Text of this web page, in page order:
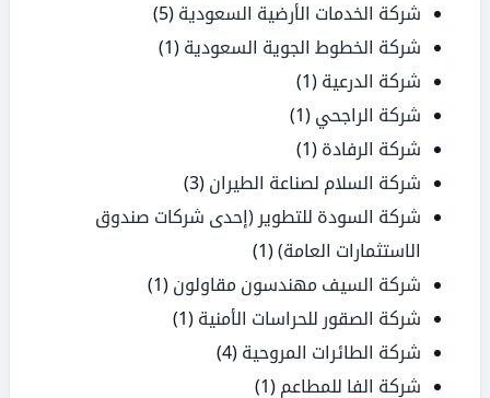
شركة الخدمات الأرضية السعودية (5)
شركة الخطوط الجوية السعودية (1)
شركة الدرعية (1)
شركة الراجحي (1)
شركة الرفادة (1)
شركة السلام لصناعة الطيران (3)
شركة السودة للتطوير (إحدى شركات صندوق
الاستثمارات العامة)(1)
شركة السيف مهندسون مقاولون (1)
شركة الصقور للحراسات الأمنية (1)
شركة الطائرات المروحية (4)
شركة الفا للمطاعم (1)